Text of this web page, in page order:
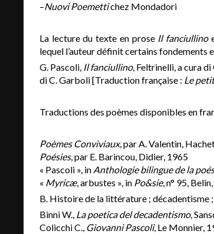
–Nuovi Poemettichez Mondadori
La lecture du texte en prose Il fanciullino
lequel l’auteur définit certains fondements
G. Pascoli, Il fanciullino, Feltrinelli, a cura
di C. Garboli [Traduction française : Le
Traductions des poèmes disponibles en
Poèmes Conviviaux, par A. Valentin,
Poésies, par E. Barincou, Didier, 1965
« Pascoli », in Anthologie bilingue de la
« Myricæ, arbustes », in Po&sie, n° 95,
B. Histoire de la littérature ; décadentisme
Binni W., La poetica del decadentismo,
Colicchi C., Giovanni Pascoli, Le Monnier,